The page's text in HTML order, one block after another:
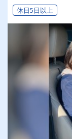
休日5日以上